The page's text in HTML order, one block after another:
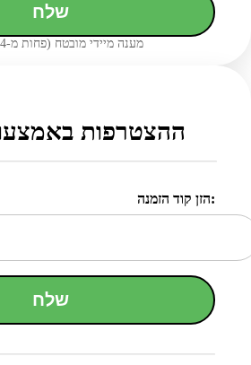
שלח
מענה מיידי מובטח (פחות מ-24 שעות)
ההצטרפות
הזן קוד הזמנה:
שלח